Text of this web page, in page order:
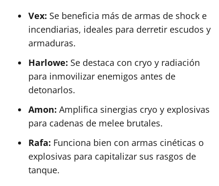
Vex: Se beneficia más de armas de shock e
incendiarias, ideales para derretir escudos y
armaduras.
Harlowe: Se destaca con cryo y radiación
para inmovilizar enemigos antes de
detonarlos.
Amon: Amplifica sinergias cryo y explosivas
para cadenas de melee brutales.
Rafa: Funciona bien con armas cinéticas o
explosivas para capitalizar sus rasgos de
tanque.